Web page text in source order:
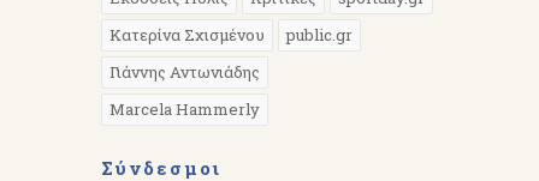
Κατερίνα Σχισμένου
public.gr
Γιάννης Αντωνιάδης
Marcela Hammerly
Σύνδεσμοι